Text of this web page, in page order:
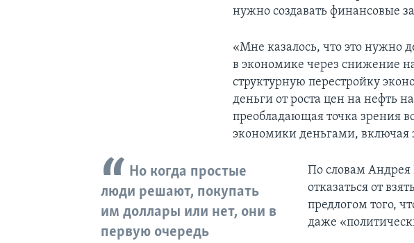
нужно создавать финансовые
«Мне казалось, что это нужно
в экономике через снижение
структурную перестройку
деньги от роста цен на нефть
преобладающая точка зрения
экономики деньгами, включая
Но когда простые
люди решают, покупать
им доллары или нет, они в
первую очередь
По словам Андрея
отказаться от
предлогом того,
даже